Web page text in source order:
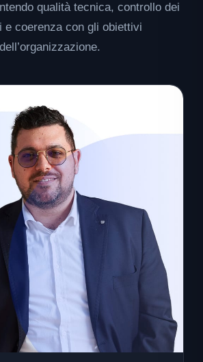
qualità tecnica, controllo dei
e coerenza con gli obiettivi
dell’organizzazione.